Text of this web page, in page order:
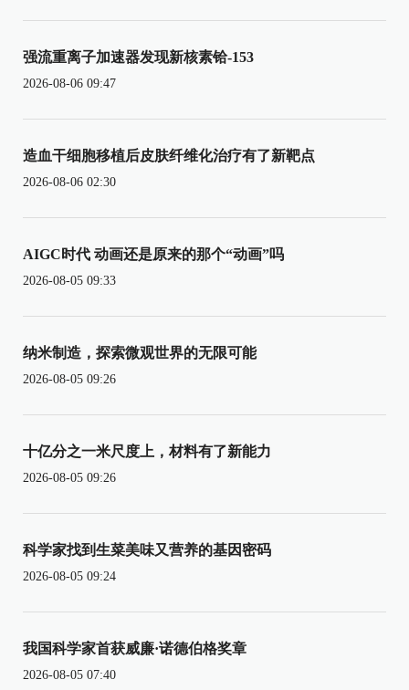
强流重离子加速器发现新核素铪-153
2026-08-06 09:47
造血干细胞移植后皮肤纤维化治疗有了新靶点
2026-08-06 02:30
AIGC时代 动画还是原来的那个“动画”吗
2026-08-05 09:33
纳米制造，探索微观世界的无限可能
2026-08-05 09:26
十亿分之一米尺度上，材料有了新能力
2026-08-05 09:26
科学家找到生菜美味又营养的基因密码
2026-08-05 09:24
我国科学家首获威廉·诺德伯格奖章
2026-08-05 07:40